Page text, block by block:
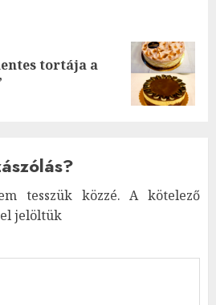
tortája a
tesszük közzé. A kötelező
jelöltük